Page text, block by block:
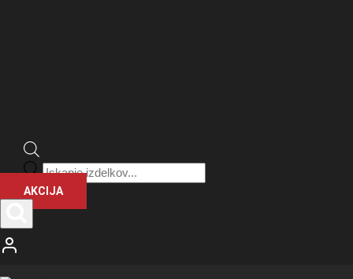
Products
search
AKCIJA